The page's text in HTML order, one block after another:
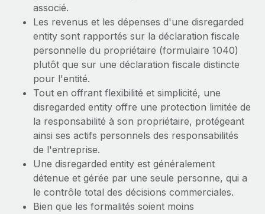
associé.
Les revenus et les dépenses d'une disregarded
entity sont rapportés sur la déclaration fiscale
personnelle du propriétaire (formulaire 1040)
plutôt que sur une déclaration fiscale distincte
pour l'entité.
Tout en offrant flexibilité et simplicité, une
disregarded entity offre une protection limitée de
la responsabilité à son propriétaire, protégeant
ainsi ses actifs personnels des responsabilités
de l'entreprise.
Une disregarded entity est généralement
détenue et gérée par une seule personne, qui a
le contrôle total des décisions commerciales.
Bien que les formalités soient moins